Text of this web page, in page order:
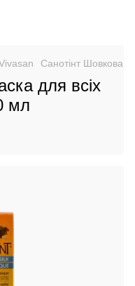
Санотінт Шовкова
для всіх
мл